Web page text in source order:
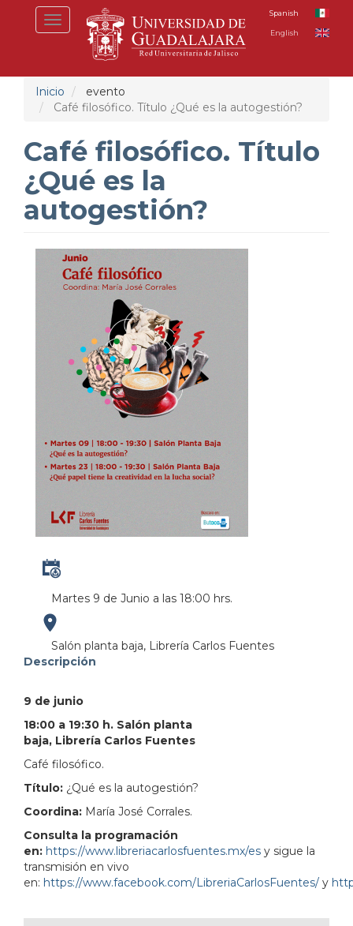
Toggle
navigation
Spanish
English
Inicio
evento
Café filosófico. Título ¿Qué es la autogestión?
Café filosófico. Título
¿Qué es la
autogestión?
Martes 9 de Junio a las 18:00 hrs.
Salón planta baja, Librería Carlos Fuentes
Descripción
9 de junio
18:00 a 19:30 h. Salón planta
baja, Librería Carlos Fuentes
Café filosófico.
Título: ¿Qué es la autogestión?
Coordina: María José Corrales.
Consulta la programación
en: https://www.libreriacarlosfuentes.mx/es y sigue la
transmisión en vivo
en: https://www.facebook.com/LibreriaCarlosFuentes/ y